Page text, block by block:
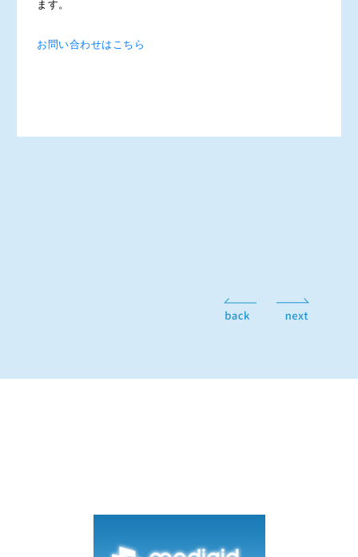
ます。
お問い合わせはこちら